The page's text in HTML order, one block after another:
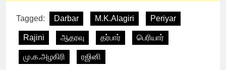
Tagged: Darbar M.K.Alagiri Periyar
Rajini ஆதரவு தர்பார் பெரியார்
மு.க.அழகிரி ரஜினி